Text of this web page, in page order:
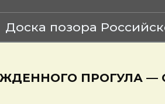
Доска позора
ПРОГУЛА —